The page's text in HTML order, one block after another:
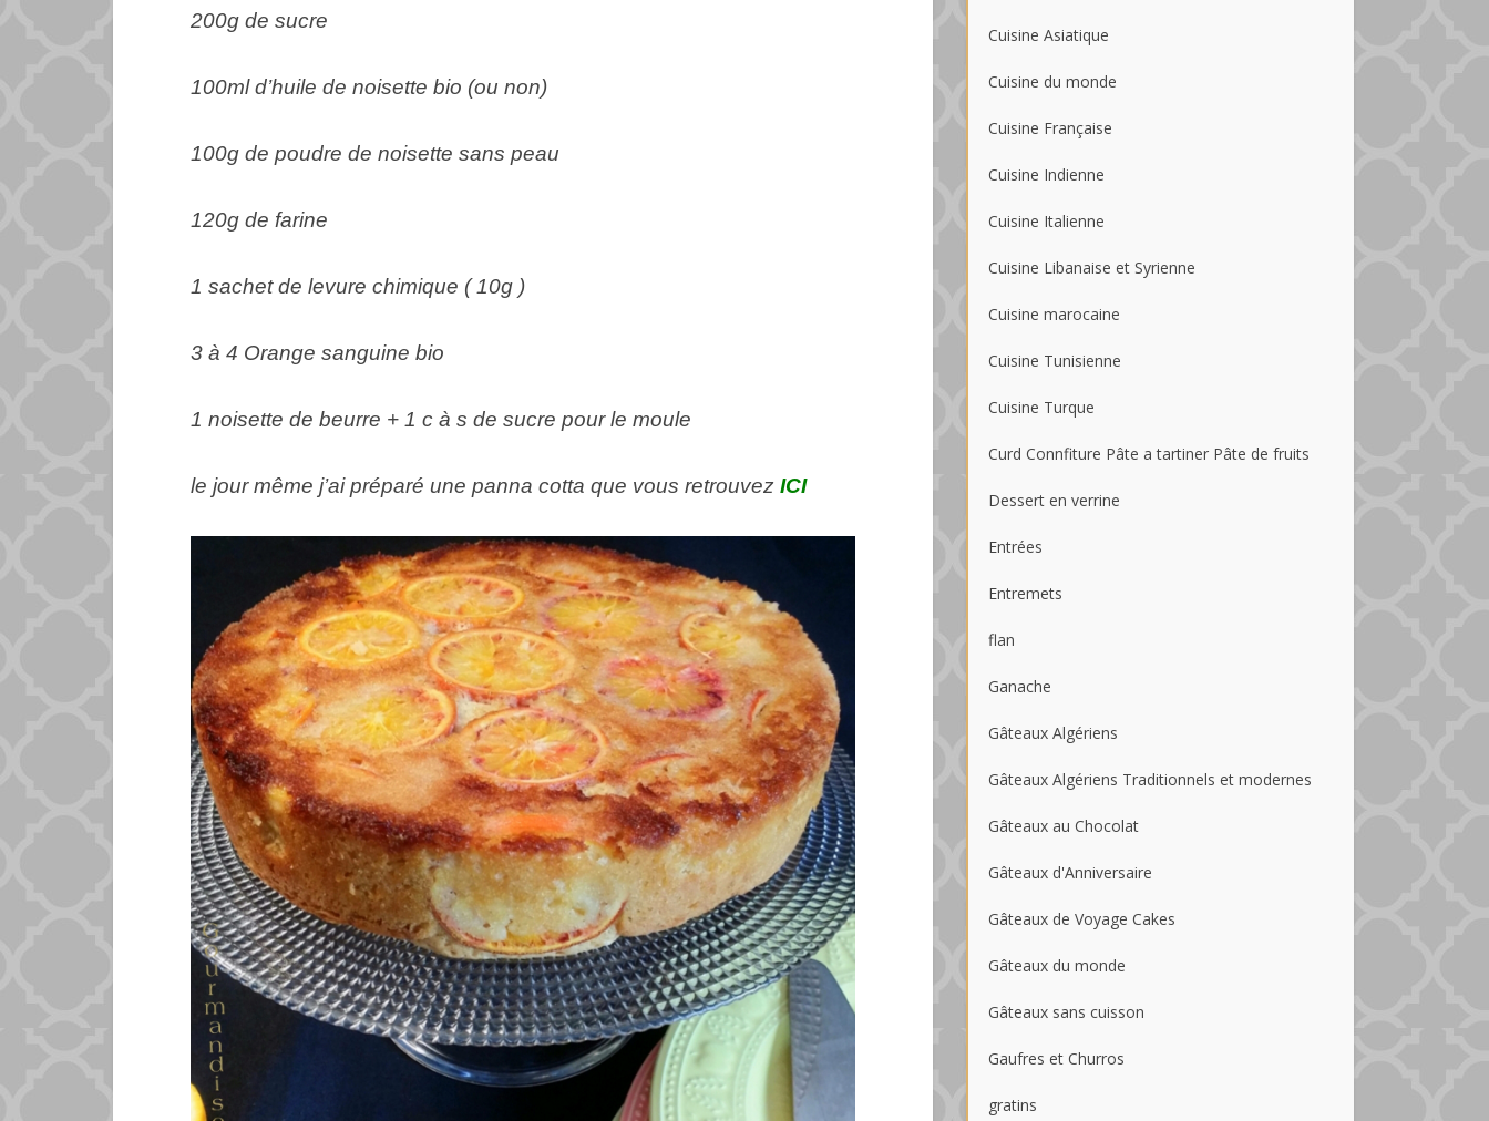
200g de sucre
100ml d’huile de noisette bio (ou non)
100g de poudre de noisette sans peau
120g de farine
1 sachet de levure chimique ( 10g )
3 à 4 Orange sanguine bio
1 noisette de beurre + 1 c à s de sucre pour le moule
le jour même j’ai préparé une panna cotta que vous retrouvez ICI
Cuisine Asiatique
Cuisine du monde
Cuisine Française
Cuisine Indienne
Cuisine Italienne
Cuisine Libanaise et Syrienne
Cuisine marocaine
Cuisine Tunisienne
Cuisine Turque
Curd Connfiture Pâte a tartiner Pâte de fruits
Dessert en verrine
Entrées
Entremets
flan
Ganache
Gâteaux Algériens
Gâteaux Algériens Traditionnels et modernes
Gâteaux au Chocolat
Gâteaux d'Anniversaire
Gâteaux de Voyage Cakes
Gâteaux du monde
Gâteaux sans cuisson
Gaufres et Churros
gratins